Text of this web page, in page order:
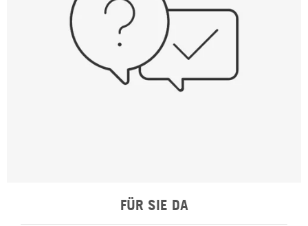
FÜR SIE DA